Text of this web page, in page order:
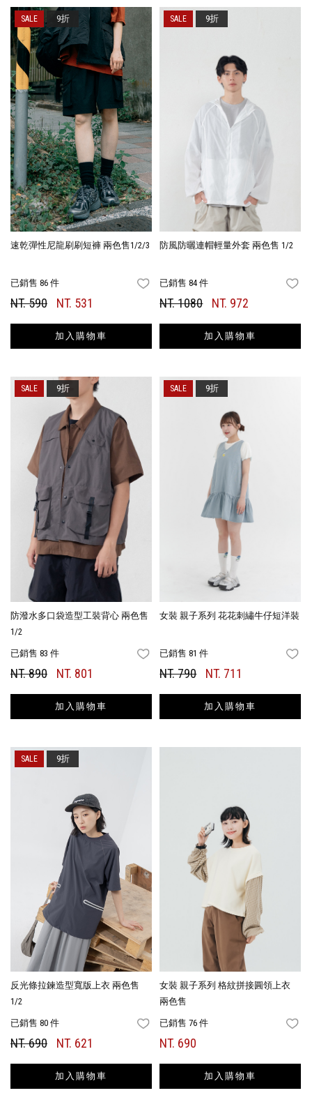
速乾彈性尼龍刷刷短褲 兩色售1/2/3
已銷售 86 件 FAVORITES
NT. 590 NT. 531
加入購物車
9折
防風防曬連帽輕量外套 兩色售 1/2
已銷售 84 件
NT. 1080 NT. 972
加入購物車
9折
防潑水多口袋造型工裝背心 兩色售
1/2
已銷售 83 件 FAVORITES
NT. 890 NT. 801
加入購物車
9折
女裝 親子系列 花花刺繡牛仔短洋裝
已銷售 81 件
NT. 790 NT. 711
加入購物車
9折
反光條拉鍊造型寬版上衣 兩色售
1/2
已銷售 80 件 FAVORITES
NT. 690 NT. 621
加入購物車
9折
女裝 親子系列 格紋拼接圓領上衣
兩色售
已銷售 76 件
NT. 690
加入購物車